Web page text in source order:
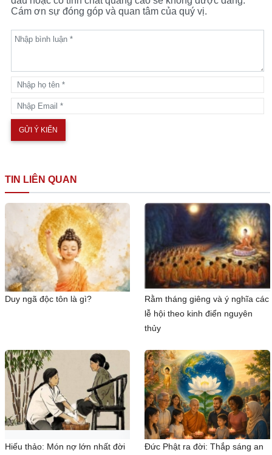
Cám ơn sự đóng góp và quan tâm của quý vị.
TIN LIÊN QUAN
Duy ngã độc tôn là gì?
Rằm tháng giêng và ý nghĩa các
lễ hội theo kinh điển nguyên
thủy
Hiếu thảo: Món nợ lớn nhất đời
Đức Phật ra đời: Thắp sáng an